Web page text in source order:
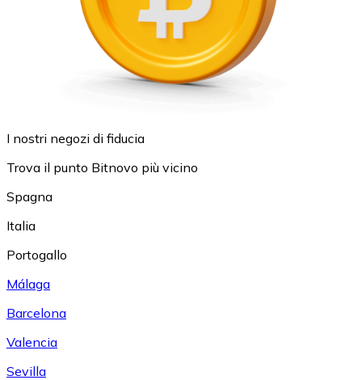
I nostri negozi di fiducia
Trova il punto Bitnovo più vicino
Spagna
Italia
Portogallo
Málaga
Barcelona
Valencia
Sevilla